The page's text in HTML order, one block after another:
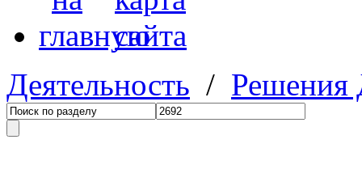
Деятельность /